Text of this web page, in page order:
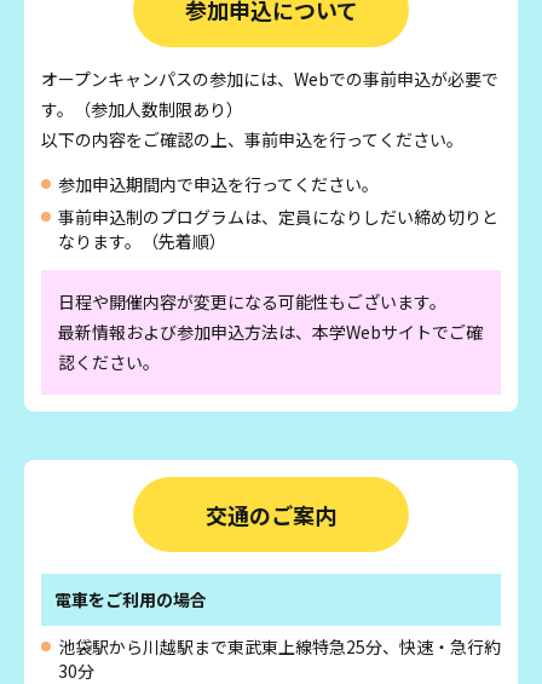
参加申込について
オープンキャンパスの参加には、Webでの事前申込が必要で
す。（参加人数制限あり）
以下の内容をご確認の上、事前申込を行ってください。
参加申込期間内で申込を行ってください。
事前申込制のプログラムは、定員になりしだい締め切りと
なります。（先着順）
日程や開催内容が変更になる可能性もございます。
最新情報および参加申込方法は、本学Webサイトでご確
認ください。
交通のご案内
電車をご利用の場合
池袋駅から川越駅まで東武東上線特急25分、快速・急行約
30分